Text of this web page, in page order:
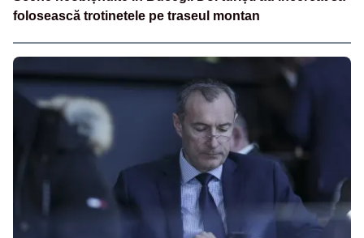
folosească trotinetele pe traseul montan